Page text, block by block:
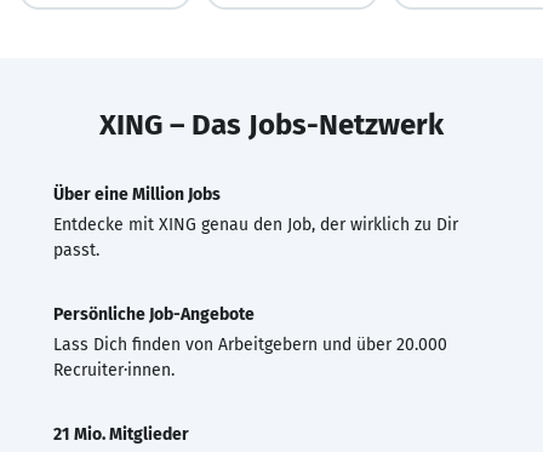
XING – Das Jobs-Netzwerk
Über eine Million Jobs
Entdecke mit XING genau den Job, der wirklich zu Dir
passt.
Persönliche Job-Angebote
Lass Dich finden von Arbeitgebern und über 20.000
Recruiter·innen.
21 Mio. Mitglieder